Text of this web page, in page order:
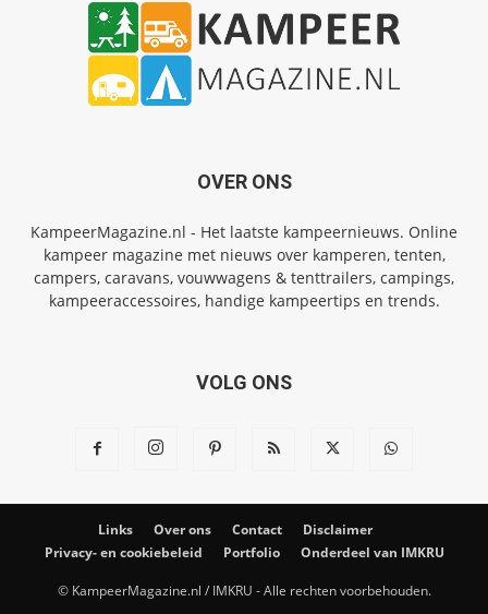
OVER ONS
KampeerMagazine.nl - Het laatste kampeernieuws. Online
kampeer magazine met nieuws over kamperen, tenten,
campers, caravans, vouwwagens & tenttrailers, campings,
kampeeraccessoires, handige kampeertips en trends.
VOLG ONS
Links Over ons Contact
Disclaimer
Privacy- en cookiebeleid
Portfolio Onderdeel van IMKRU
© KampeerMagazine.nl / IMKRU - Alle rechten voorbehouden.